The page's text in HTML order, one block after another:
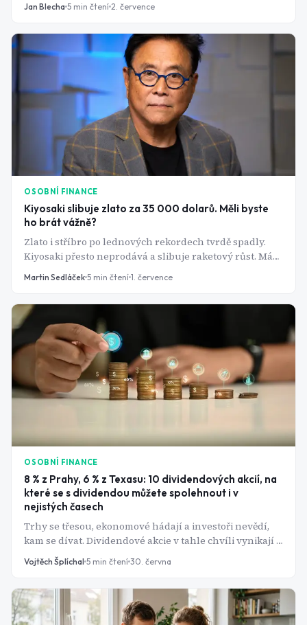
peněz.
Jan Blecha 5 min čtení 2. července
OSOBNÍ FINANCE
Kiyosaki slibuje zlato za 35 000 dolarů. Měli byste
ho brát vážně?
Zlato i stříbro po lednových rekordech tvrdě spadly.
Kiyosaki přesto neprodává a slibuje raketový růst. Má
Martin Sedláček 5 min čtení 1. července
OSOBNÍ FINANCE
8 % z Prahy, 6 % z Texasu: 10 dividendových akcií, na
které se s dividendou můžete spolehnout i v
nejistých časech
Trhy se třesou, ekonomové hádají a investoři nevědí,
kam se dívat. Dividendové akcie v tahle chvíli vynikají -
firma vám prostě pošle peníze, bez ohledu na to, co
dělá kurz. Tady je deset, které to v roce 2026 dělají
Vojtěch Šplíchal 5 min čtení 30. června